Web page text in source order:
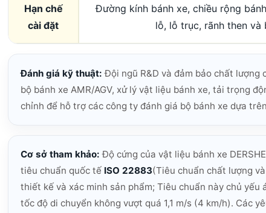
Hạn chế
cài đặt
Đường kính bánh xe, chiều rộng
lỗ, lỗ trục, rãnh then và
Đánh giá kỹ thuật:Đội ngũ R&D và đảm bảo chất lượng
bộ bánh xe AMR/AGV, xử lý vật liệu bánh xe, tải trọng
chỉnh để hỗ trợ các công ty đánh giá bộ bánh xe dựa
Cơ sở tham khảo:Độ cứng của vật liệu bánh xe
tiêu chuẩn quốc tế ISO 22883(Tiêu chuẩn chất lượng
thiết kế và xác minh sản phẩm; Tiêu chuẩn này chủ
tốc độ di chuyển không vượt quá 1,1 m/s (4 km/h). Các